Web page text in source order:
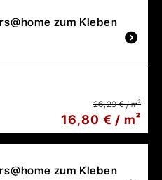
zum Kleben
26,29 € / m²
16,80 € / m²
zum Kleben